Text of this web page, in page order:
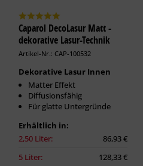
Caparol DecoLasur Matt -
dekorative Lasur-Technik
Artikel-Nr.: CAP-100532
Dekorative Lasur Innen
Matter Effekt
Diffusionsfähig
Für glatte Untergründe
Erhältlich in:
2,50 Liter:
86,93 €
5 Liter:
128,33 €